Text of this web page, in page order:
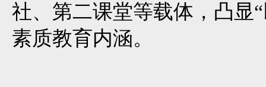
社、第二课堂等载体，凸显
素质教育内涵。